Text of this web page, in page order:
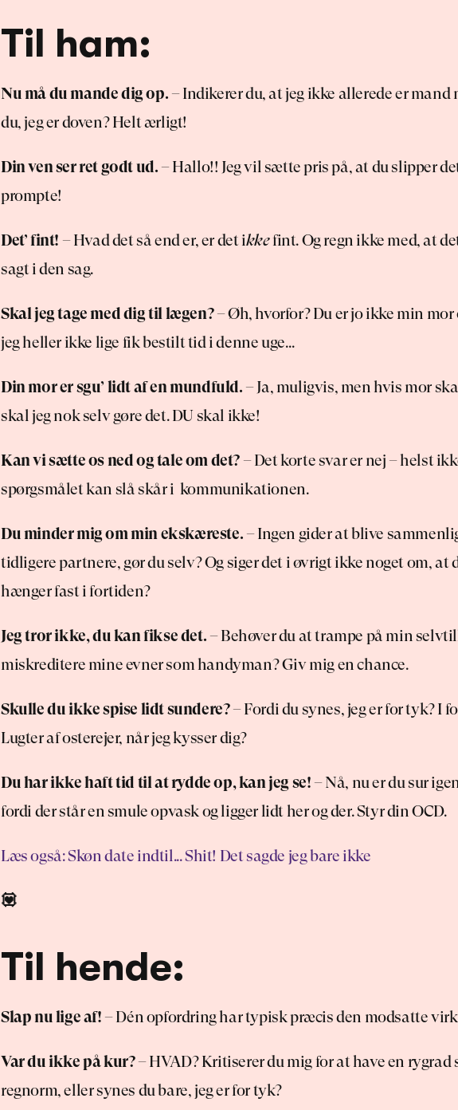
Til ham:
Nu må du mande dig op. – Indikerer du, at jeg ikke allerede er mand
du, jeg er doven? Helt ærligt!
Din ven ser ret godt ud. – Hallo!! Jeg vil sætte pris på, at du slipper
prompte!
Det’ fint! – Hvad det så end er, er det ikke fint. Og regn ikke med, at
sagt i den sag.
Skal jeg tage med dig til lægen? – Øh, hvorfor? Du er jo ikke min mor
jeg heller ikke lige fik bestilt tid i denne uge…
Din mor er sgu’ lidt af en mundfuld. – Ja, muligvis, men hvis mor
skal jeg nok selv gøre det. DU skal ikke!
Kan vi sætte os ned og tale om det? – Det korte svar er nej – helst
spørgsmålet kan slå skår i  kommunikationen.
Du minder mig om min ekskæreste. – Ingen gider at blive
tidligere partnere, gør du selv? Og siger det i øvrigt ikke noget om, at
hænger fast i fortiden?
Jeg tror ikke, du kan fikse det. – Behøver du at trampe på min
miskreditere mine evner som handyman? Giv mig en chance.
Skulle du ikke spise lidt sundere? – Fordi du synes, jeg er for tyk? I
Lugter af osterejer, når jeg kysser dig?
Du har ikke haft tid til at rydde op, kan jeg se! – Nå, nu er du sur
fordi der står en smule opvask og ligger lidt her og der. Styr din OCD.
Læs også: Skøn date indtil... Shit! Det sagde jeg bare ikke
💟
Til hende:
Slap nu lige af! – Dén opfordring har typisk præcis den modsatte
Var du ikke på kur? – HVAD? Kritiserer du mig for at have en rygrad
regnorm, eller synes du bare, jeg er for tyk?